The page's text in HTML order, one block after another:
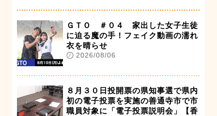
ＧＴＯ ＃０４ 家出した女子生徒
に迫る魔の手！フェイク動画の濡れ
衣を晴らせ
2026/08/06
８月３０日投開票の県知事選で県内
初の電子投票を実施の善通寺市で市
職員対象に「電子投票説明会」【香